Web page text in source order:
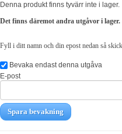
Denna produkt finns tyvärr inte i lager.
Det finns däremot andra utgåvor i lager.
Fyll i ditt namn och din epost nedan så
Bevaka endast denna utgåva
E-post
Spara bevakning